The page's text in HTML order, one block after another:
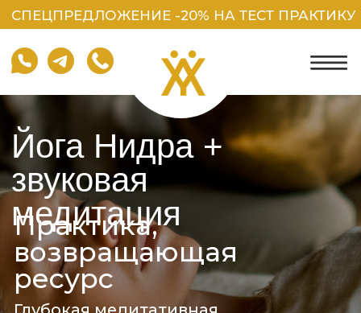
СПЕЦПРЕДЛОЖЕНИЕ -20% НА ТЕСТ ПРАКТИКУ
Йога Нидра +
звуковая
медитация
Практика,
возвращающая
ресурс
Глубокая медитативная
релаксационная практика для работы
со стрессом и негативными
состояниями.